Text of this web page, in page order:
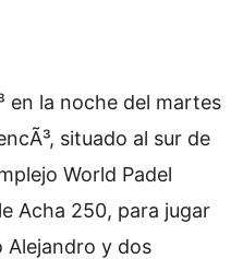
en la noche del martes
situado al sur de
World Padel
Acha 250, para jugar
Alejandro y dos